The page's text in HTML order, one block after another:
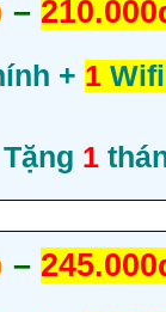
–
+ 1
Tặng 1
–